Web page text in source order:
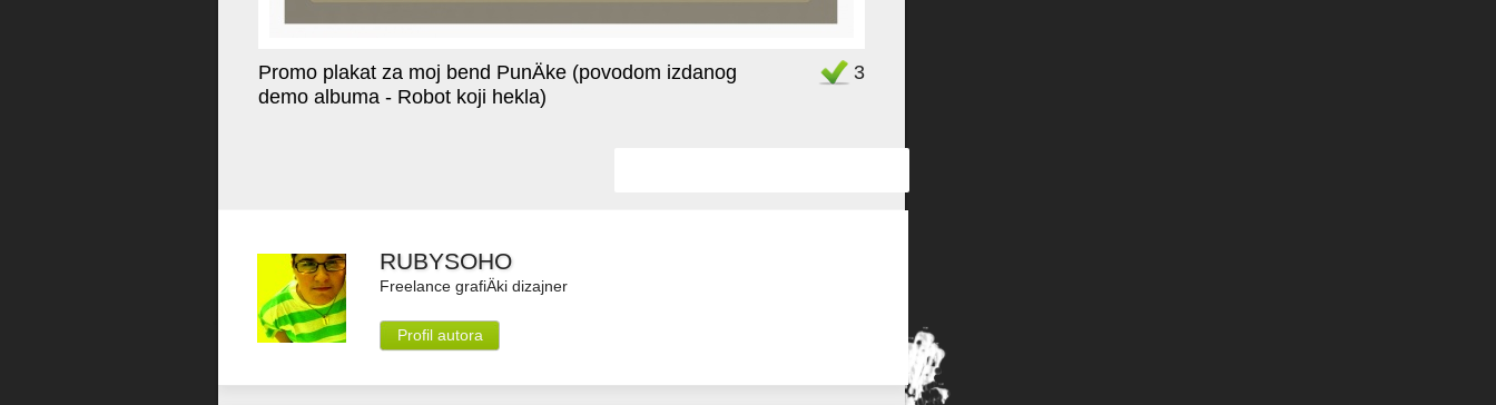
Promo plakat za moj bend PunÄke (povodom izdanog
demo albuma - Robot koji hekla)
Favorit 3
RUBYSOHO
Freelance grafiÄki dizajner
Profil autora